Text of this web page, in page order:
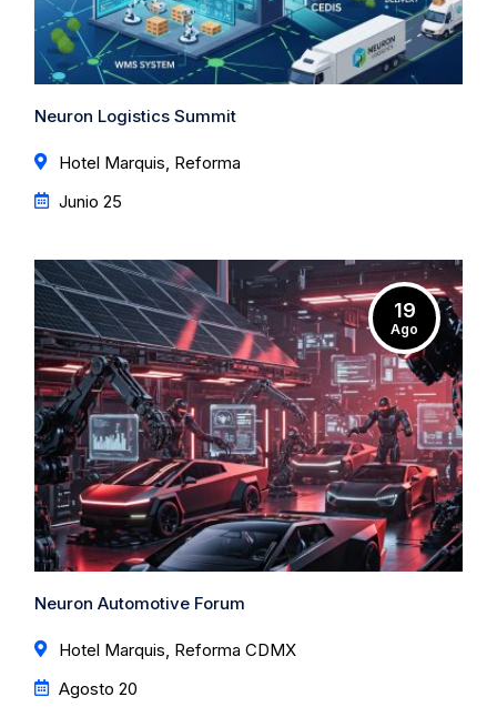
Neuron Logistics Summit
Hotel Marquis, Reforma
Junio 25
19
Ago
Neuron Automotive Forum
Hotel Marquis, Reforma CDMX
Agosto 20